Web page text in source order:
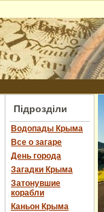
Підрозділи
Водопады Крыма
Все о загаре
День города
Загадки Крыма
Затонувшие
корабли
Каньон Крыма